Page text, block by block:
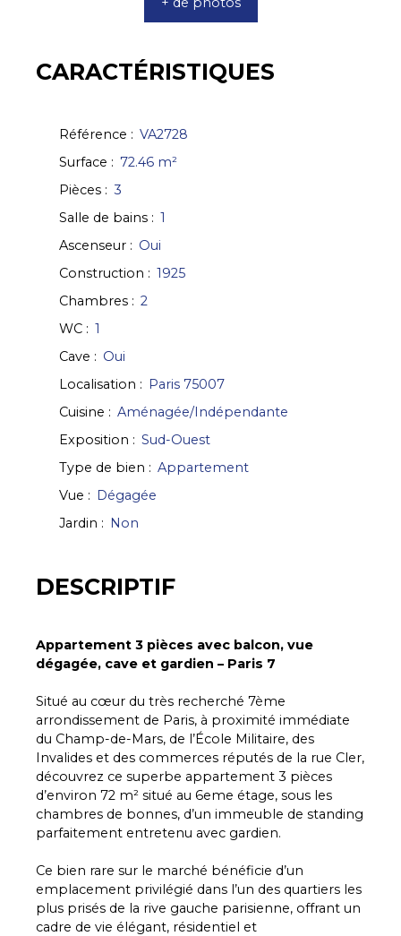
CARACTÉRISTIQUES
Référence : VA2728
Surface : 72.46 m²
Pièces : 3
Salle de bains : 1
Ascenseur : Oui
Construction : 1925
Chambres : 2
WC : 1
Cave : Oui
Localisation : Paris 75007
Cuisine : Aménagée/Indépendante
Exposition : Sud-Ouest
Type de bien : Appartement
Vue : Dégagée
Jardin : Non
DESCRIPTIF
Appartement 3 pièces avec balcon, vue
dégagée, cave et gardien – Paris 7
Situé au cœur du très recherché 7ème
arrondissement de Paris, à proximité immédiate
du Champ-de-Mars, de l’École Militaire, des
Invalides et des commerces réputés de la rue Cler,
découvrez ce superbe appartement 3 pièces
d’environ 72 m² situé au 6eme étage, sous les
chambres de bonnes, d’un immeuble de standing
parfaitement entretenu avec gardien.
Ce bien rare sur le marché bénéficie d’un
emplacement privilégié dans l’un des quartiers les
plus prisés de la rive gauche parisienne, offrant un
cadre de vie élégant, résidentiel et